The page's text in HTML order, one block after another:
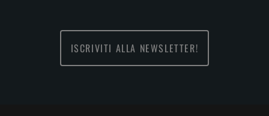
ISCRIVITI ALLA NEWSLETTER!